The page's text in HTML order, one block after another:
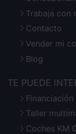
Trabaja con
Contacto
Vender mi
Blog
TE PUEDE
Financiación
Taller
Coches KM 0